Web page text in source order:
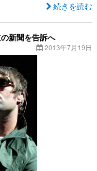
続きを読む
新聞を告訴へ
2013年7月19日